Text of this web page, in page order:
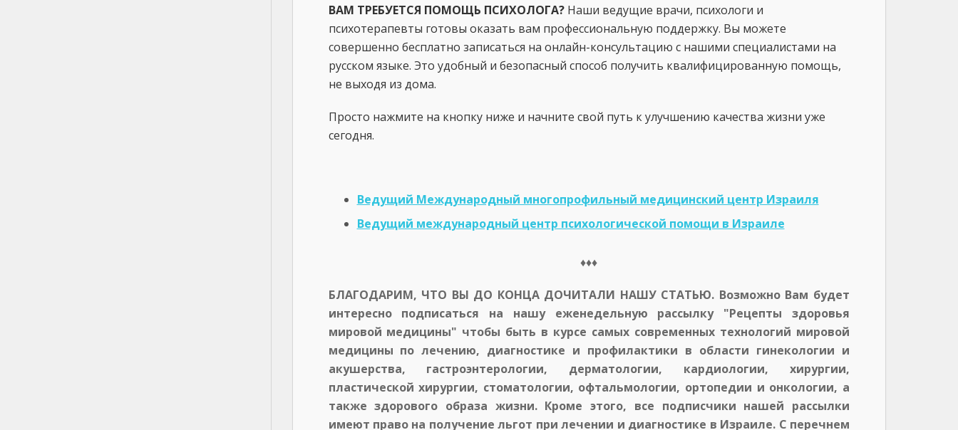
ВАМ ТРЕБУЕТСЯ ПОМОЩЬ ПСИХОЛОГА?Наши ведущие врачи, психологи и
психотерапевты готовы оказать вам профессиональную поддержку. Вы можете
совершенно бесплатно записаться на онлайн-консультацию с нашими специалистами на
русском языке. Это удобный и безопасный способ получить квалифицированную помощь,
не выходя из дома.
Просто нажмите на кнопку ниже и начните свой путь к улучшению качества жизни уже
сегодня.
Ведущий Международный многопрофильный медицинский центр Израиля
Ведущий международный центр психологической помощи в Израиле
♦♦♦
БЛАГОДАРИМ, ЧТО ВЫ ДО КОНЦА ДОЧИТАЛИ НАШУ СТАТЬЮ. Возможно Вам будет
интересно подписаться на нашу еженедельную рассылку "Рецепты здоровья
мировой медицины" чтобы быть в курсе самых современных технологий мировой
медицины по лечению, диагностике и профилактики в области гинекологии и
акушерства, гастроэнтерологии, дерматологии, кардиологии, хирургии,
пластической хирургии, стоматологии, офтальмологии, ортопедии и онкологии, а
также здорового образа жизни. Кроме этого, все подписчики нашей рассылки
имеют право на получение льгот при лечении и диагностике в Израиле. С перечнем